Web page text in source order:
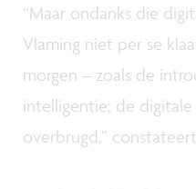
“Maar ondanks die
Vlaming niet per se
morgen – zoals de
intelligentie; de
overbrugd,”